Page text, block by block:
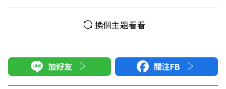
換個主題看看
加好友 關注FB